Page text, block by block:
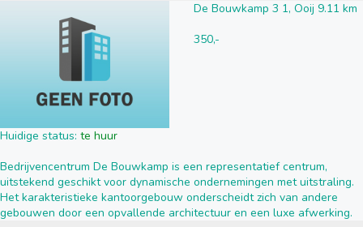
De Bouwkamp 3 1, Ooij 9.11 km
350,-
Huidige status: te huur
Bedrijvencentrum De Bouwkamp is een representatief centrum,
uitstekend geschikt voor dynamische ondernemingen met uitstraling.
Het karakteristieke kantoorgebouw onderscheidt zich van andere
gebouwen door een opvallende architectuur en een luxe afwerking.